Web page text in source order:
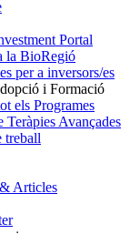
Portal
la BioRegió
per a inversors/es
i Formació
els Programes
Teràpies Avançades
treball
Articles